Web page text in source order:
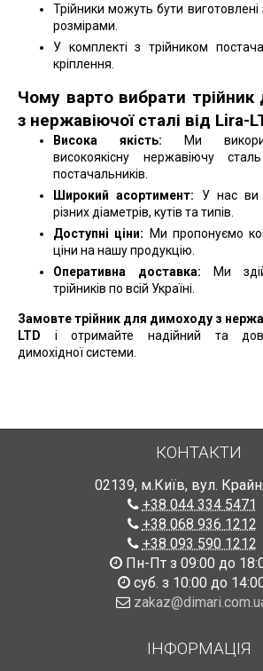
Трійники можуть бути виготовлені
розмірами.
У комплекті з трійником
кріплення.
Чому варто вибрати
з нержавіючої сталі від Lira-
Висока якість: Ми
високоякісну нержавіючу
постачальників.
Широкий асортимент: У нас ви
різних діаметрів, кутів та типів.
Доступні ціни: Ми пропонуємо
ціни на нашу продукцію.
Оперативна доставка: Ми
трійників по всій Україні.
Замовте трійник для димоходу з
LTD і отримайте надійний та
димохідної системи.
КОНТАКТИ
02139, м.Київ, вул.
+38 044 334 5471
+38 068 936 1212
+38 093 590 1212
Пн-Пт з 09:00 до
суб. з 10:00 до
ІНФОРМАЦІЯ